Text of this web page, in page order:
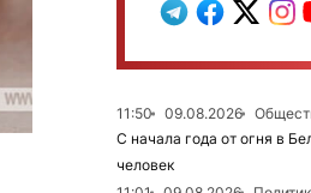
11:50 09.08.2026
С начала года от огня в
человек